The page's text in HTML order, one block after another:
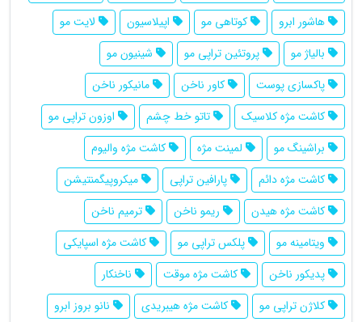
هاشور ابرو
کوتاهی مو اپیلاسیون
لایت مو
بالیاژ مو
پروتئین تراپی مو
شینیون مو
پاکسازی پوست
کاور ناخن
مانیکور ناخن
کاشت مژه کلاسیک
تاتو خط چشم
اوزون تراپی مو
براشینگ مو
لمینت مژه
کاشت مژه والیوم
کاشت مژه دائم
پارافین تراپی
میکروپیگمنتیشن
کاشت مژه هیدن
ریمو ناخن
ترمیم ناخن
ویتامینه مو
پلکس تراپی مو
کاشت مژه اسپایکی
پدیکور ناخن
کاشت مژه موقت
ناخنکار
کلاژن تراپی مو
کاشت مژه هیبریدی
نانو بروز ابرو